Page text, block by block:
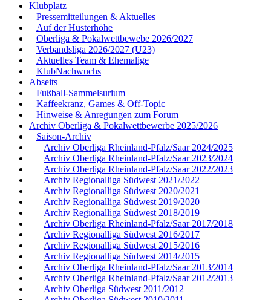
Klubplatz
Pressemitteilungen & Aktuelles
Auf der Husterhöhe
Oberliga & Pokalwettbewebe 2026/2027
Verbandsliga 2026/2027 (U23)
Aktuelles Team & Ehemalige
KlubNachwuchs
Abseits
Fußball-Sammelsurium
Kaffeekranz, Games & Off-Topic
Hinweise & Anregungen zum Forum
Archiv Oberliga & Pokalwettbewerbe 2025/2026
Saison-Archiv
Archiv Oberliga Rheinland-Pfalz/Saar 2024/2025
Archiv Oberliga Rheinland-Pfalz/Saar 2023/2024
Archiv Oberliga Rheinland-Pfalz/Saar 2022/2023
Archiv Regionalliga Südwest 2021/2022
Archiv Regionalliga Südwest 2020/2021
Archiv Regionalliga Südwest 2019/2020
Archiv Regionalliga Südwest 2018/2019
Archiv Oberliga Rheinland-Pfalz/Saar 2017/2018
Archiv Regionalliga Südwest 2016/2017
Archiv Regionalliga Südwest 2015/2016
Archiv Regionalliga Südwest 2014/2015
Archiv Oberliga Rheinland-Pfalz/Saar 2013/2014
Archiv Oberliga Rheinland-Pfalz/Saar 2012/2013
Archiv Oberliga Südwest 2011/2012